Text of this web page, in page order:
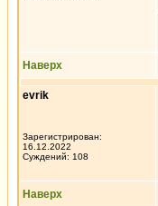
Наверх
evrik
Зарегистрирован:
16.12.2022
Суждений: 108
Наверх